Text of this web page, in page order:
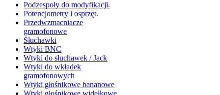
Podzespoły do modyfikacji.
Potencjometry i osprzęt.
Przedwzmacniacze
gramofonowe
Słuchawki
Wtyki BNC
Wtyki do słuchawek / Jack
Wtyki do wkładek
gramofonowych
Wtyki głośnikowe bananowe
Wtyki głośnikowe widełkowe